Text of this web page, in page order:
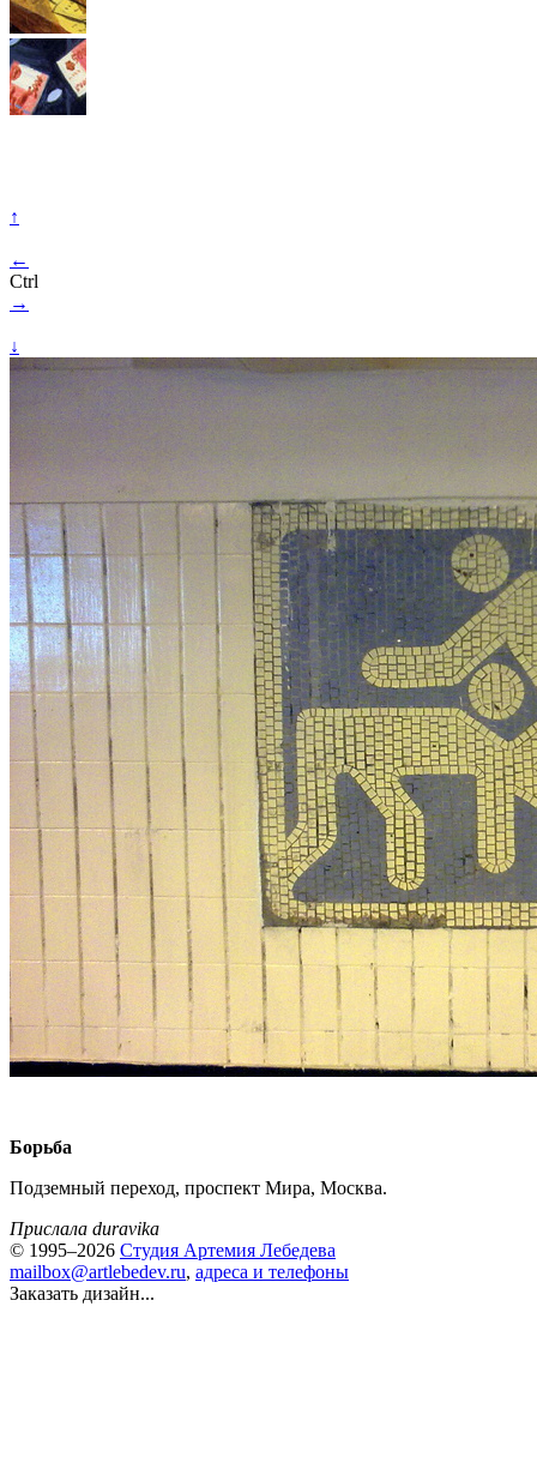
↑
←
Ctrl
→
↓
Борьба
Подземный переход, проспект Мира, Москва.
Прислала duravika
© 1995–2026 Студия Артемия Лебедева
mailbox@artlebedev.ru, адреса и телефоны
Заказать дизайн...